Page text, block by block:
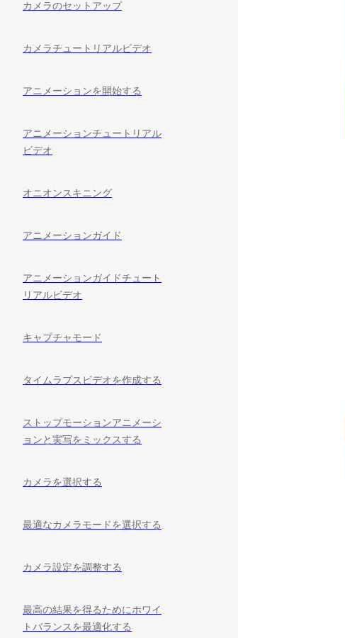
カメラのセットアップ
カメラチュートリアルビデオ
アニメーションを開始する
アニメーションチュートリアル
ビデオ
オニオンスキニング
アニメーションガイド
アニメーションガイドチュート
リアルビデオ
キャプチャモード
タイムラプスビデオを作成する
ストップモーションアニメーシ
ョンと実写をミックスする
カメラを選択する
最適なカメラモードを選択する
カメラ設定を調整する
最高の結果を得るためにホワイ
トバランスを最適化する